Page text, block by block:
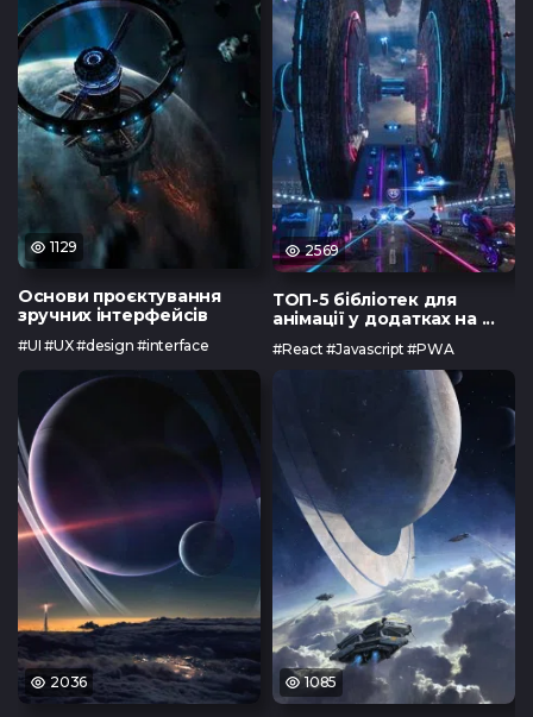
1129
Основи проєктування
зручних інтерфейсів
#UI #UX #design #interface
2569
ТОП-5 бібліотек для
анімації у додатках на ...
#React #Javascript #PWA
2036 1085